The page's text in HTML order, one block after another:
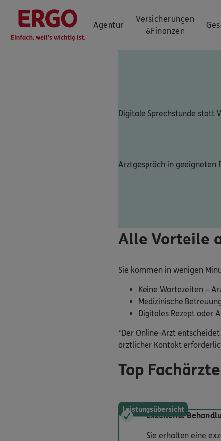
Agentur
Versicherungen
&Finanzen
Digitale Sprechstunde statt
Arztgespräch in geeigneten
Alle Vorteile
Sie kommen in wenigen
Keine Wartezeiten –
Medizinische
Digitales Rezept oder
*Der Online-Arzt
ärztlicher Kontakt
Top Fachärzte
Leistungsübersicht
Exzellente
Sie erhalten eine